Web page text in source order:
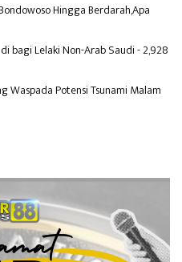
Hingga Berdarah,Apa
bagi Lelaki Non-Arab Saudi- 2,928
Waspada Potensi Tsunami Malam